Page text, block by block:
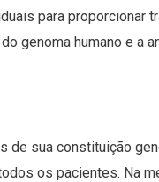
para proporcionar
genoma humano e a
sua constituição
os pacientes. Na